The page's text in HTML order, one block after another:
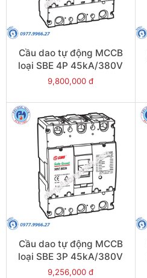
Cầu dao tự động MCCB
loại SBE 4P 45kA/380V
500A - Model
9,800,000 đ
Cầu dao tự động MCCB
loại SBE 3P 45kA/380V
700A - Model
9,256,000 đ